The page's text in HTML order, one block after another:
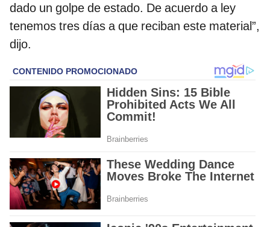
dado un golpe de estado. De acuerdo a ley
tenemos tres días a que reciban este material”,
dijo.